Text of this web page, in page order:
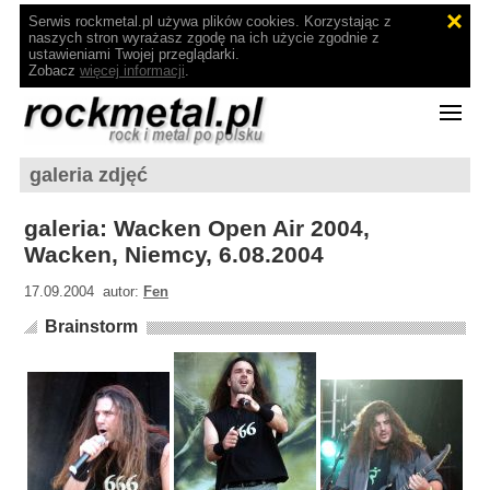
Serwis rockmetal.pl używa plików cookies. Korzystając z
naszych stron wyrażasz zgodę na ich użycie zgodnie z
ustawieniami Twojej przeglądarki.
Zobacz więcej informacji.
galeria zdjęć
galeria: Wacken Open Air 2004,
Wacken, Niemcy, 6.08.2004
17.09.2004 autor: Fen
Brainstorm